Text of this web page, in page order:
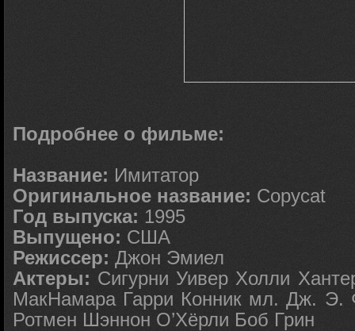
Подробнее о фильме:
Название: Имитатор
Оригинальное название: Copycat
Год выпуска: 1995
Выпущено: США
Режиссер: Джон Эмиел
Актеры: Сигурни Уивер Холли
МакНамара Гарри Конник мл. Дж. Э.
Ротмен Шэннон О’Хёрли Боб Грин